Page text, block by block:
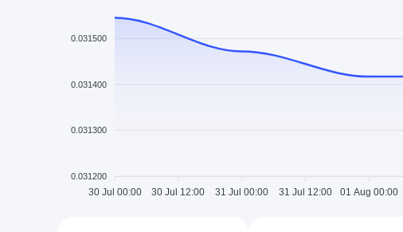
0.031500
0.031400
0.031300
0.031200
30 Jul 00:00 30 Jul 12:00 31 Jul 00:00 31 Jul 12:00 01 Aug 00:00